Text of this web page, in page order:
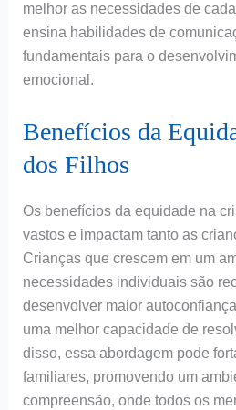
melhor as necessidades de
ensina habilidades de
fundamentais para o
emocional.
Benefícios da
dos Filhos
Os benefícios da equidade na
vastos e impactam tanto as
Crianças que crescem em um
necessidades individuais são
desenvolver maior
uma melhor capacidade de
disso, essa abordagem pode
familiares, promovendo um
compreensão, onde todos os